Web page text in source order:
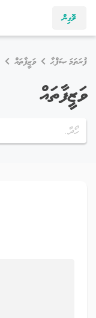
ލޮގިން
ފުރަތަމަ ޞަފްޙާ ވަޒީފާތައް
ވަޒީފާތައް